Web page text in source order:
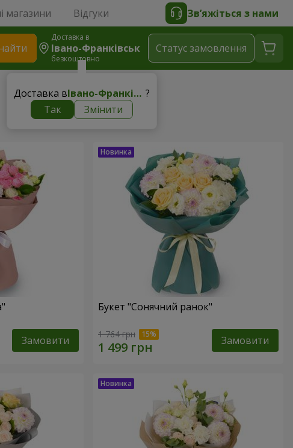
магазини Відгуки Зв’яжіться з нами
Доставка в
Івано-Франківськ
безкоштовно
Доставка в Івано-Франківськ ?
Так
Змінити
Статус замовлення
Замовити
Букет "Сонячний ранок"
1 764 грн Замовити